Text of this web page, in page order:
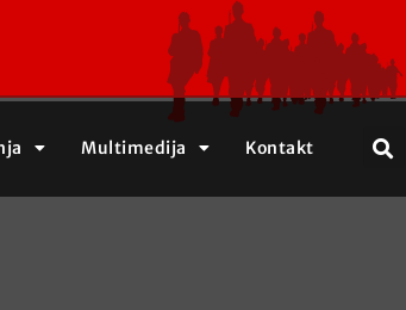
Multimedija Kontakt